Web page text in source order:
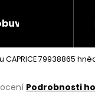
Rieker
79938865
Podrobnosti